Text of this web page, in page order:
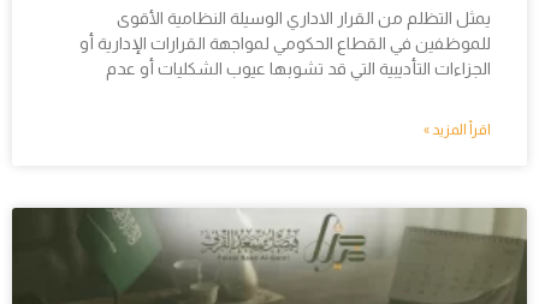
يمثل التظلم من القرار الاداري الوسيلة النظامية الأقوى
للموظفين في القطاع الحكومي لمواجهة القرارات الإدارية أو
الجزاءات التأديبية التي قد تشوبها عيوب الشكليات أو عدم
اقرأ المزيد »